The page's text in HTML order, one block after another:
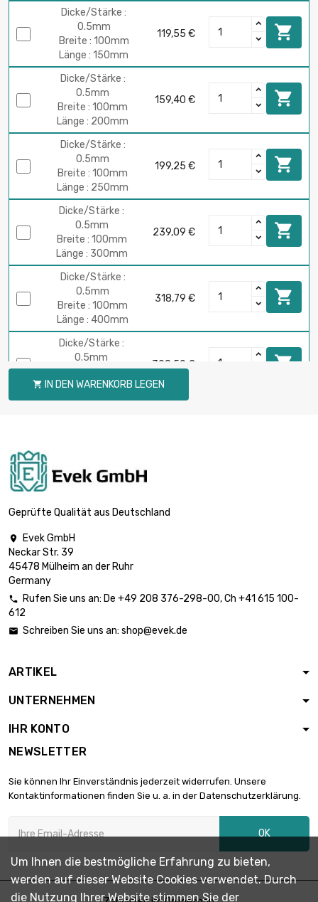
Dicke/Stärke :
0.5mm
Breite : 100mm
Länge : 150mm
119,55 € 
Dicke/Stärke :
0.5mm
Breite : 100mm
Länge : 200mm
159,40 € 
Dicke/Stärke :
0.5mm
Breite : 100mm
Länge : 250mm
199,25 € 
Dicke/Stärke :
0.5mm
Breite : 100mm
Länge : 300mm
239,09 € 
Dicke/Stärke :
0.5mm
Breite : 100mm
Länge : 400mm
318,79 € 
Dicke/Stärke :
0.5mm
Breite : 100mm
Länge : 500mm
398,50 € 
Dicke/Stärke :
Länge : 800mm
Dicke/Stärke :
Breite : 100mm
Länge : 150mm
179,32 €
Länge : 200mm
0.5mm
Breite : 150mm
Länge : 300mm
Dicke/Stärke :
0.5mm
478,19 €
 IN DEN WARENKORB LEGEN
Geprüfte Qualität aus Deutschland

Evek GmbH
Neckar Str. 39
45478 Mülheim an der Ruhr
Germany
 Rufen Sie uns an: De +49 208 376-298-00, Ch +41 615 100-
612
 Schreiben Sie uns an: shop@evek.de
ARTIKEL
UNTERNEHMEN
IHR KONTO
NEWSLETTER
Sie können Ihr Einverständnis jederzeit widerrufen. Unsere
Kontaktinformationen finden Sie u. a. in der Datenschutzerklärung.
OK
Um Ihnen die bestmögliche Erfahrung zu bieten,
werden auf dieser Website Cookies verwendet. Durch
die Nutzung Ihrer Website stimmen Sie der